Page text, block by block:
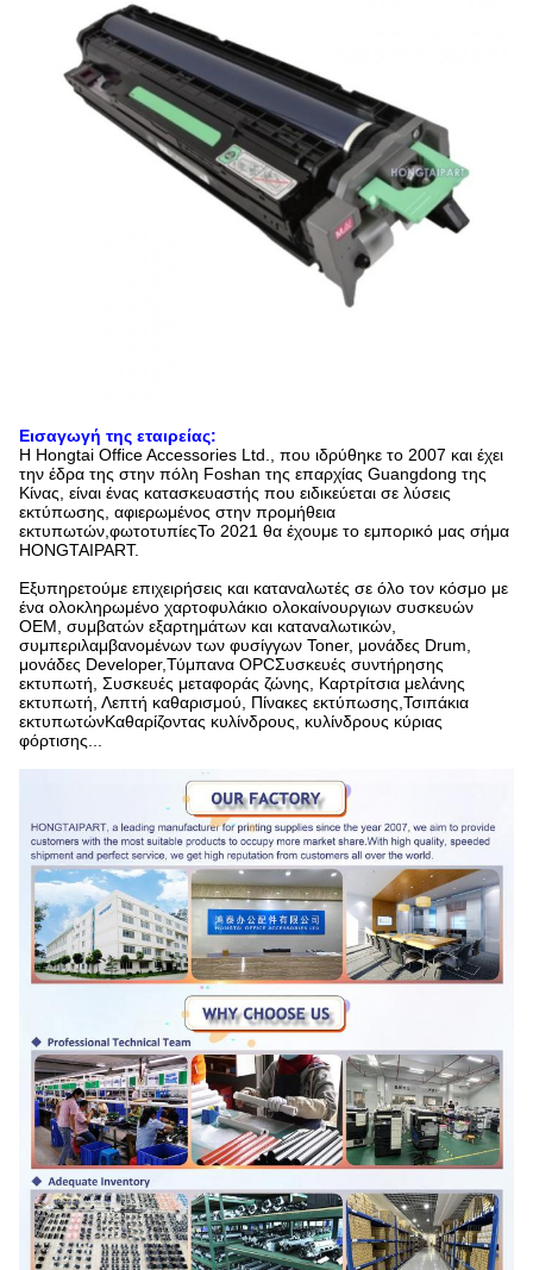
Εισαγωγή της εταιρείας:
Η Hongtai Office Accessories Ltd., που ιδρύθηκε το 2007 και έχει
την έδρα της στην πόλη Foshan της επαρχίας Guangdong της
Κίνας, είναι ένας κατασκευαστής που ειδικεύεται σε λύσεις
εκτύπωσης, αφιερωμένος στην προμήθεια
εκτυπωτών,φωτοτυπίεςΤο 2021 θα έχουμε το εμπορικό μας σήμα
HONGTAIPART.
Εξυπηρετούμε επιχειρήσεις και καταναλωτές σε όλο τον κόσμο με
ένα ολοκληρωμένο χαρτοφυλάκιο ολοκαίνουργιων συσκευών
OEM, συμβατών εξαρτημάτων και καταναλωτικών,
συμπεριλαμβανομένων των φυσίγγων Toner, μονάδες Drum,
μονάδες Developer,Τύμπανα OPCΣυσκευές συντήρησης
εκτυπωτή, Συσκευές μεταφοράς ζώνης, Καρτρίτσια μελάνης
εκτυπωτή, Λεπτή καθαρισμού, Πίνακες εκτύπωσης,Τσιπάκια
εκτυπωτώνΚαθαρίζοντας κυλίνδρους, κυλίνδρους κύριας
φόρτισης...